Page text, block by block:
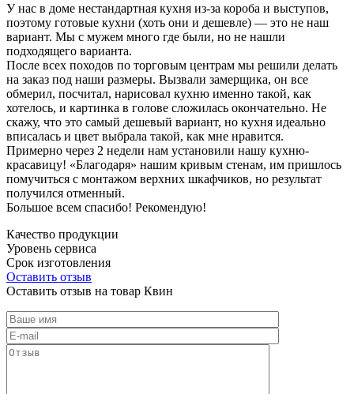
У нас в доме нестандартная кухня из-за короба и выступов,
поэтому готовые кухни (хоть они и дешевле) — это не наш
вариант. Мы с мужем много где были, но не нашли
подходящего варианта.
После всех походов по торговым центрам мы решили делать
на заказ под наши размеры. Вызвали замерщика, он все
обмерил, посчитал, нарисовал кухню именно такой, как
хотелось, и картинка в голове сложилась окончательно. Не
скажу, что это самый дешевый вариант, но кухня идеально
вписалась и цвет выбрала такой, как мне нравится.
Примерно через 2 недели нам установили нашу кухню-
красавицу! «Благодаря» нашим кривым стенам, им пришлось
помучиться с монтажом верхних шкафчиков, но результат
получился отменный.
Большое всем спасибо! Рекомендую!
Качество продукции
Уровень сервиса
Срок изготовления
Оставить отзыв
Оставить отзыв на товар Квин